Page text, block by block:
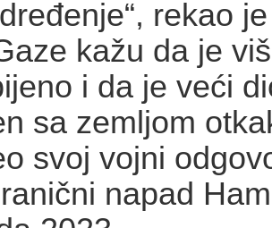
rekao
kažu da je
i da je veći
sa zemljom
svoj vojni
napad